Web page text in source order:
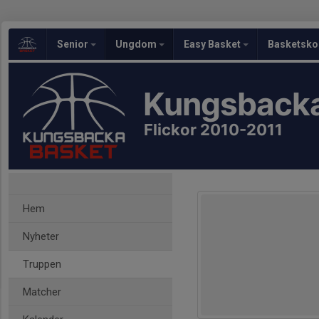
Senior Ungdom Easy Basket
Flickor 2010-2011
Hem
Nyheter
Truppen
Matcher